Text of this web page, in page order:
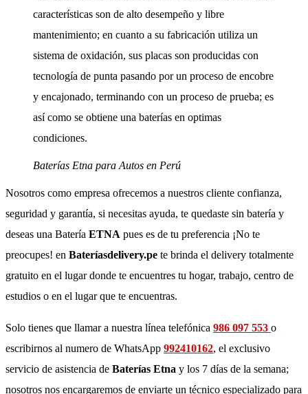
características son de alto desempeño y libre
mantenimiento; en cuanto a su fabricación utiliza un
sistema de oxidación, sus placas son producidas con
tecnología de punta pasando por un proceso de encobre
y encajonado, terminando con un proceso de prueba; es
así como se obtiene una baterías en optimas
condiciones.
Baterías Etna para Autos en Perú
Nosotros como empresa ofrecemos a nuestros cliente confianza,
seguridad y garantía, si necesitas ayuda, te quedaste sin batería y
deseas una Batería ETNA pues es de tu preferencia ¡No te
preocupes! en Bateríasdelivery.pe te brinda el delivery totalmente
gratuito en el lugar donde te encuentres tu hogar, trabajo, centro de
estudios o en el lugar que te encuentras.
Solo tienes que llamar a nuestra línea telefónica 986 097 553 o
escribirnos al numero de WhatsApp 992410162, el exclusivo
servicio de asistencia de Baterías Etna y los 7 días de la semana;
nosotros nos encargaremos de enviarte un técnico especializado para